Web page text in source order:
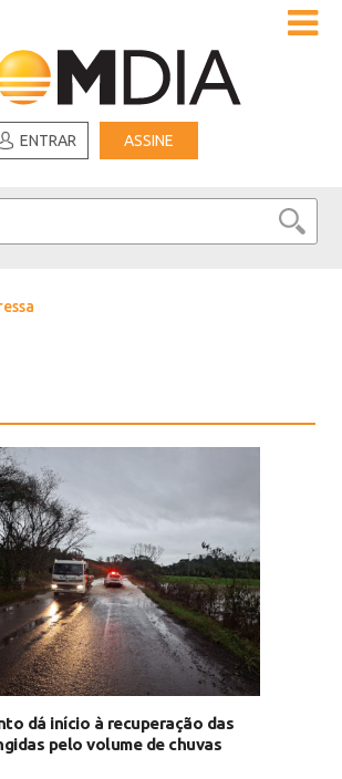
ENTRAR ASSINE
dá início à recuperação das
pelo volume de chuvas